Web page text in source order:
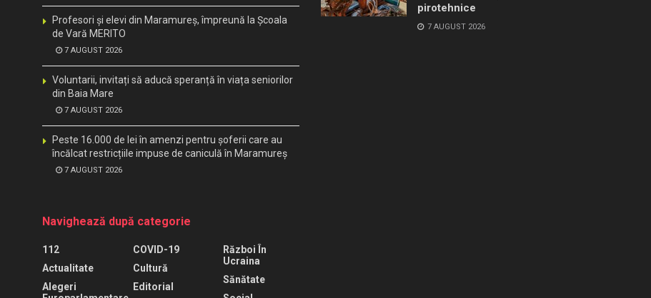
Profesori și elevi din Maramureș, împreună la Școala
de Vară MERITO
7 AUGUST 2026
Voluntarii, invitați să aducă speranță în viața seniorilor
din Baia Mare
7 AUGUST 2026
Peste 16.000 de lei în amenzi pentru șoferii care au
încălcat restricțiile impuse de caniculă în Maramureș
7 AUGUST 2026
Navighează după categorie
112
Actualitate
Alegeri
COVID-19
Cultură
Editorial
Război În
Ucraina
Sănătate
pirotehnice
7 AUGUST 2026